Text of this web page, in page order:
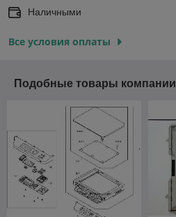
Наличными
Все условия оплаты
Подобные товары компании